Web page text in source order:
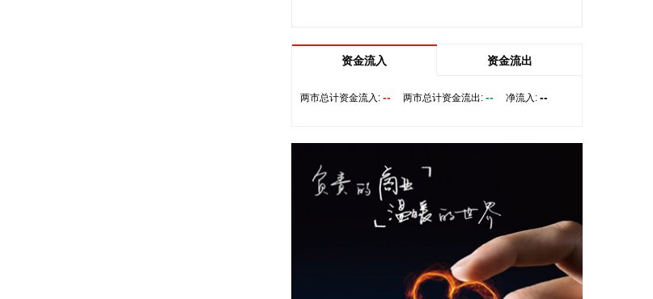
当地时间8日凌晨，由共和党控制的美国参议院以50
任司法部长。 当地时间6月8日，美国白宫表示，总
2026-08-08 16:58:19
据“浦东发布”微信公众号消息，上海市文化旅游局介
绍，台风“白海豚”逼近，上海迪士尼、乐高乐园等多
家景点已临时闭园或调整运营时间。
资金流入 资金流出
两市总计资金流入: -- 两市总计资金流出: -- 净流入: --